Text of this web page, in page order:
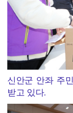
신안군 안좌 주
받고 있다.